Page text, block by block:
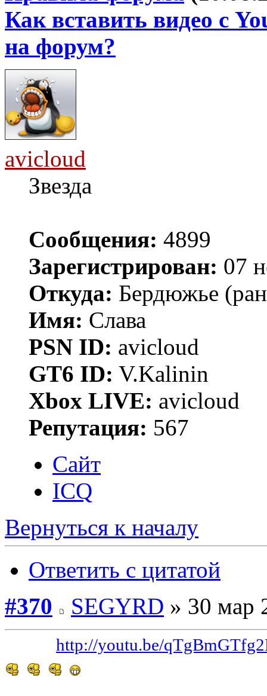
Как вставить видео с
на форум?
avicloud
Звезда
Сообщения: 4899
Зарегистрирован: 07
Откуда: Бердюжье
Имя: Слава
PSN ID: avicloud
GT6 ID: V.Kalinin
Xbox LIVE: avicloud
Репутация: 567
Сайт
ICQ
Вернуться к началу
Ответить с цитатой
#370
SEGYRD » 30 мар
http://youtu.be/